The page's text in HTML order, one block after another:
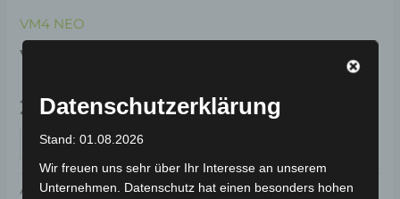
VM4 NEO
VM4 NEO GASHEBELSET
29,00€ *
IN DEN WARENKORB
Artikelnummer:3M409-1502A-00 Kategorie:VM4 NEO
Datenschutzerklärung
Stand: 01.08.2026
Wir freuen uns sehr über Ihr Interesse an unserem
Unternehmen. Datenschutz hat einen besonders hohen